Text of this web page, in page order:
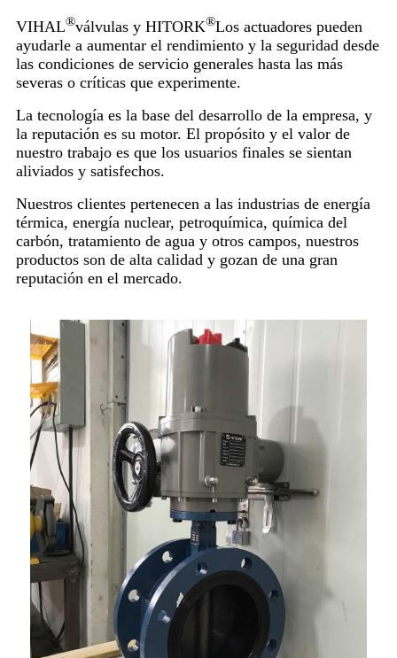
VIHAL®válvulas y HITORK®Los actuadores pueden
ayudarle a aumentar el rendimiento y la seguridad desde
las condiciones de servicio generales hasta las más
severas o críticas que experimente.
La tecnología es la base del desarrollo de la empresa, y
la reputación es su motor. El propósito y el valor de
nuestro trabajo es que los usuarios finales se sientan
aliviados y satisfechos.
Nuestros clientes pertenecen a las industrias de energía
térmica, energía nuclear, petroquímica, química del
carbón, tratamiento de agua y otros campos, nuestros
productos son de alta calidad y gozan de una gran
reputación en el mercado.